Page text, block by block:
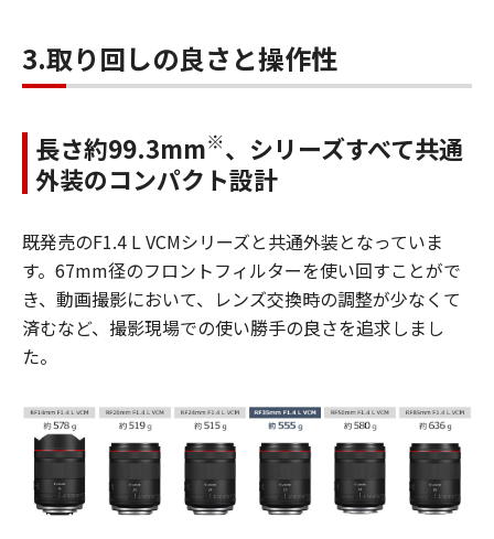
3.取り回しの良さと操作性
長さ約99.3mm※、シリーズすべて共通
外装のコンパクト設計
既発売のF1.4 L VCMシリーズと共通外装となっていま
す。67mm径のフロントフィルターを使い回すことがで
き、動画撮影において、レンズ交換時の調整が少なくて
済むなど、撮影現場での使い勝手の良さを追求しまし
た。